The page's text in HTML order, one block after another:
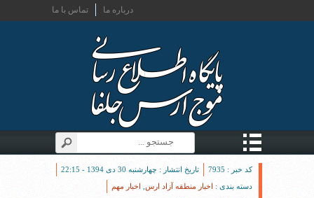
تماس با ما درباره ما
کد خبر : 7935
تاریخ انتشار : چهارشنبه 30 دی 1394 - 22:15
دسته بندی : اخبار منطقه آزاد ارس
اخبار مهم